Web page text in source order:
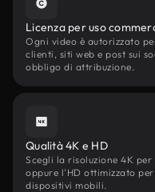
Licenza per uso
Ogni video è autorizzato
clienti, siti web e post sui
obbligo di attribuzione.
Qualità 4K e HD
Scegli la risoluzione 4K
oppure l'HD ottimizzato
dispositivi mobili.